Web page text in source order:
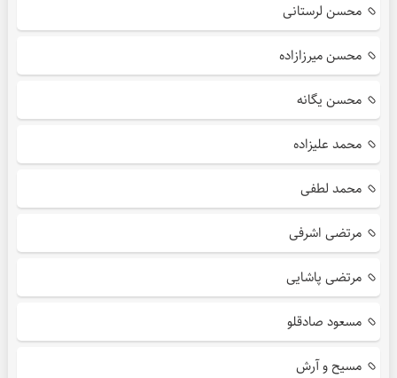
محسن لرستانی
محسن میرزازاده
محسن یگانه
محمد علیزاده
محمد لطفی
مرتضی اشرفی
مرتضی پاشایی
مسعود صادقلو
مسیح و آرش